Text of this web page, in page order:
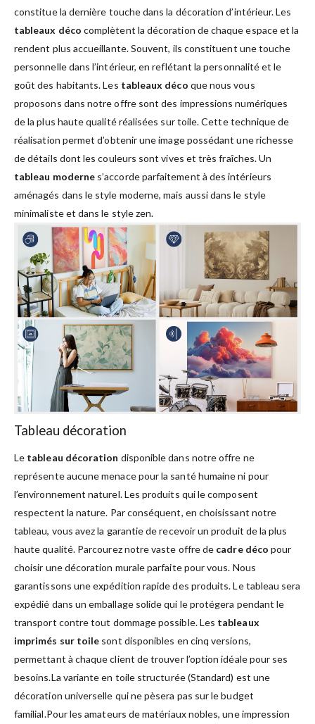
constitue la dernière touche dans la décoration d’intérieur. Les
tableaux déco complètent la décoration de chaque espace et la
rendent plus accueillante. Souvent, ils constituent une touche
personnelle dans l’intérieur, en reflétant la personnalité et le
goût des habitants. Les tableaux déco que nous vous
proposons dans notre offre sont des impressions numériques
de la plus haute qualité réalisées sur toile. Cette technique de
réalisation permet d’obtenir une image possédant une richesse
de détails dont les couleurs sont vives et très fraîches. Un
tableau moderne s’accorde parfaitement à des intérieurs
aménagés dans le style moderne, mais aussi dans le style
minimaliste et dans le style zen.
Tableau décoration
Le tableau décoration disponible dans notre offre ne
représente aucune menace pour la santé humaine ni pour
l’environnement naturel. Les produits qui le composent
respectent la nature. Par conséquent, en choisissant notre
tableau, vous avez la garantie de recevoir un produit de la plus
haute qualité. Parcourez notre vaste offre de cadre déco pour
choisir une décoration murale parfaite pour vous. Nous
garantissons une expédition rapide des produits. Le tableau sera
expédié dans un emballage solide qui le protégera pendant le
transport contre tout dommage possible. Les tableaux
imprimés sur toile sont disponibles en cinq versions,
permettant à chaque client de trouver l’option idéale pour ses
besoins.La variante en toile structurée (Standard) est une
décoration universelle qui ne pèsera pas sur le budget
familial.Pour les amateurs de matériaux nobles, une impression